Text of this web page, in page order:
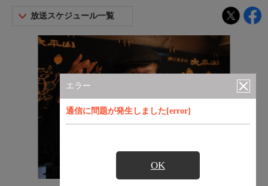
エラー
通信に問題が発生しました[error]
OK
放送スケジュール一覧